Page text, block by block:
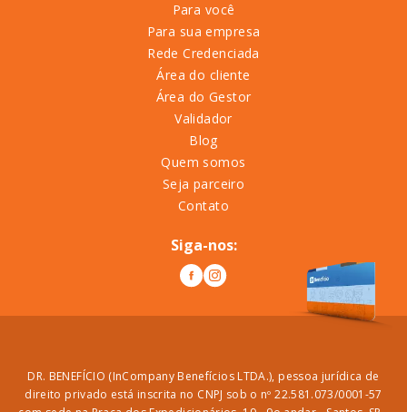
Para você
Para sua empresa
Rede Credenciada
Área do cliente
Área do Gestor
Validador
Blog
Quem somos
Seja parceiro
Contato
Siga-nos:
DR. BENEFÍCIO (InCompany Benefícios LTDA.), pessoa jurídica de
direito privado está inscrita no CNPJ sob o nº 22.581.073/0001-57